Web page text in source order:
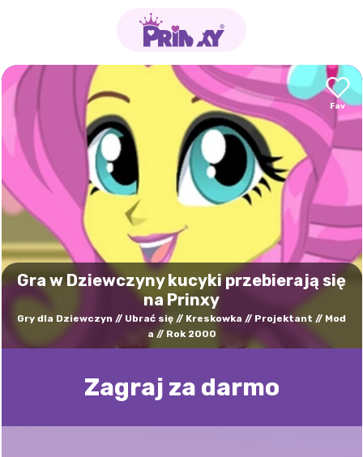
Gra w Dziewczyny kucyki przebierają się
na Prinxy
Gry dla Dziewczyn Ubrać się Kreskowka Projektant
Mod
a
Rok 2000
Zagraj za darmo